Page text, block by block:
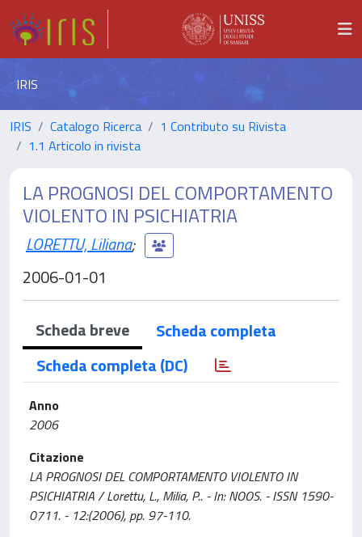
IRIS
IRIS Catalogo Ricerca
1 Contributo su Rivista
1.1 Articolo in rivista
LA PROGNOSI DEL COMPORTAMENTO
VIOLENTO IN PSICHIATRIA
LORETTU, Liliana;
2006-01-01
Scheda breve
Scheda completa
Scheda completa (DC)
Anno
2006
Citazione
LA PROGNOSI DEL COMPORTAMENTO VIOLENTO IN
PSICHIATRIA / Lorettu, L., Milia, P.. - In: NOOS. - ISSN 1590-
0711. - 12:(2006), pp. 97-110.